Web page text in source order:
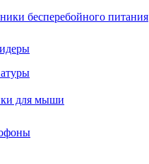
бесперебойного питания
для мыши